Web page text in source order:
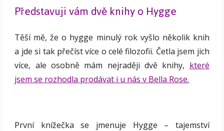
Představuji vám dvě knihy o Hygge
Těší mě, že o hygge minulý rok vyšlo několik knih
a jde si tak přečíst více o celé filozofii. Četla jsem jich
více, ale osobně mám nejraději dvě knihy, které
jsem se rozhodla prodávat i u nás v Bella Rose.
První knížečka se jmenuje Hygge – tajemství